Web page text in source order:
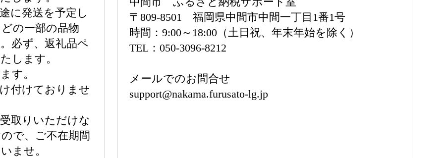
に発送を予定し
の一部の品物
必ず、返礼品ペ
します。
す。
付けておりませ
取りいただけな
で、ご不在期間
ませ。
〒809-8501 福岡県中間市中間一丁目1番1号
時間：9:00～18:00（土日祝、年末年始を除く）
TEL：050-3096-8212
メールでのお問合せ
support@nakama.furusato-lg.jp